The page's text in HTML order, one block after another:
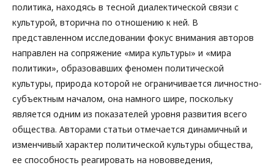
политика, находясь в тесной диалектической связи с
культурой, вторична по отношению к ней. В
представленном исследовании фокус внимания авторов
направлен на сопряжение «мира культуры» и «мира
политики», образовавших феномен политической
культуры, природа которой не ограничивается личностно-
субъектным началом, она намного шире, поскольку
является одним из показателей уровня развития всего
общества. Авторами статьи отмечается динамичный и
изменчивый характер политической культуры общества,
ее способность реагировать на нововведения,